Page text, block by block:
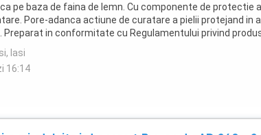
pe baza de faina de lemn. Cu componente de protectie
Pore-adanca actiune de curatare a pielii protejand in
Preparat in conformitate cu Regulamentului privind
Pentru compatibilitate ...
Iasi
16:14